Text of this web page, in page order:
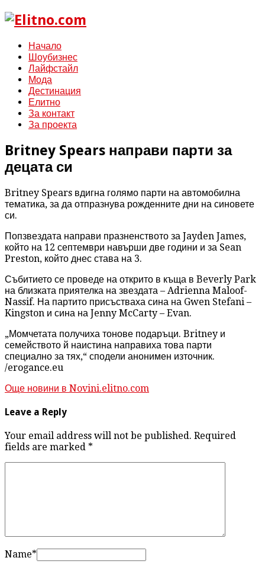
Начало
Шоубизнес
Лайфстайл
Мода
Дестинация
Елитно
За контакт
За проекта
Britney Spears направи парти за
децата си
Britney Spears вдигна голямо парти на автомобилна
тематика, за да отпразнува рожденните дни на синовете
си.
Попзвездата направи празненството за Jayden James,
който на 12 септември навърши две години и за Sean
Preston, който днес става на 3.
Събитието се проведе на открито в къща в Beverly Park
на близката приятелка на звездата – Adrienna Maloof-
Nassif. На партито присъстваха сина на Gwen Stefani –
Kingston и сина на Jenny McCarty – Evan.
„Момчетата получиха тонове подаръци. Britney и
семейството й наистина направиха това парти
специално за тях,“ сподели анонимен източник.
/erogance.eu
Още новини в Novini.elitno.com
Leave a Reply
Your email address will not be published. Required
fields are marked *
Name*